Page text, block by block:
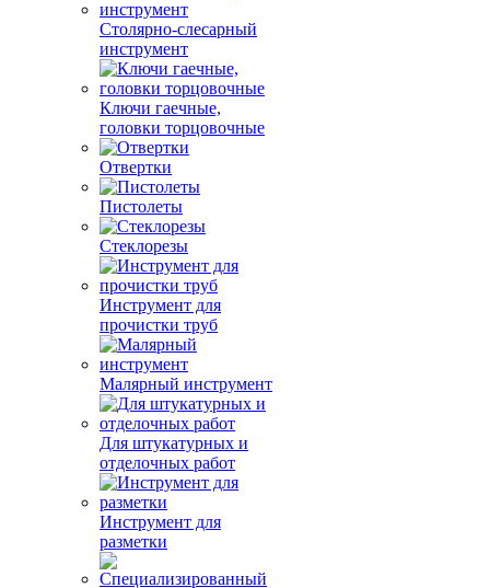
Столярно-слесарный
инструмент
Ключи гаечные,
головки торцовочные
Отвертки
Пистолеты
Стеклорезы
Инструмент для
прочистки труб
Малярный инструмент
Для штукатурных и
отделочных работ
Инструмент для
разметки